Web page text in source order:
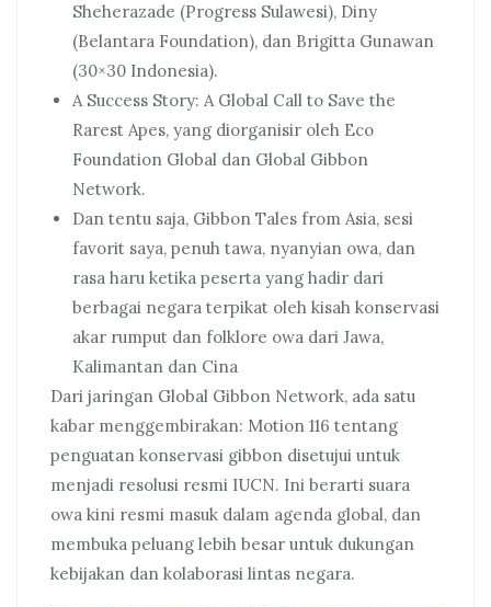
Sheherazade (Progress Sulawesi), Diny
(Belantara Foundation), dan Brigitta Gunawan
(30×30 Indonesia).
A Success Story: A Global Call to Save the
Rarest Apes, yang diorganisir oleh Eco
Foundation Global dan Global Gibbon
Network.
Dan tentu saja, Gibbon Tales from Asia, sesi
favorit saya, penuh tawa, nyanyian owa, dan
rasa haru ketika peserta yang hadir dari
berbagai negara terpikat oleh kisah konservasi
akar rumput dan folklore owa dari Jawa,
Kalimantan dan Cina
Dari jaringan Global Gibbon Network, ada satu
kabar menggembirakan: Motion 116 tentang
penguatan konservasi gibbon disetujui untuk
menjadi resolusi resmi IUCN. Ini berarti suara
owa kini resmi masuk dalam agenda global, dan
membuka peluang lebih besar untuk dukungan
kebijakan dan kolaborasi lintas negara.